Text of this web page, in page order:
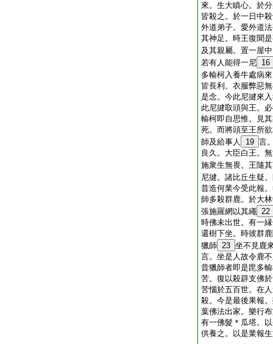
來。生大瞋心。於
皆殺之。於一日中
外道弟子。愛外道
其神足。時王復聞
及其親屬。置一屋
若有人能得一尼 16
多輸柯入養牛處病
皆長利。衣服弊惡
是念。今此尼揵來
此尼揵取頭與王。
輸柯即自思惟。見
死。而將頭至王所
師及給事人
19 言
良久。大臣白王。
施衆生無畏。王隨
尼揵。諸比丘生疑
昔造何業今受此報
師多殺群鹿。於大
張施羅網以其繩 22
時佛未出世。有一
還樹下坐。時彼群
獵師 23 坐不見鹿
言。坐是人故令鹿
昔獵師者即是毘多
苦。復以殺辟支佛
苦惱於五百世。在
殺。今是最後果報
葉佛法出家。樂行
有一佛髮＊瓜塔。
供養之。以是業報